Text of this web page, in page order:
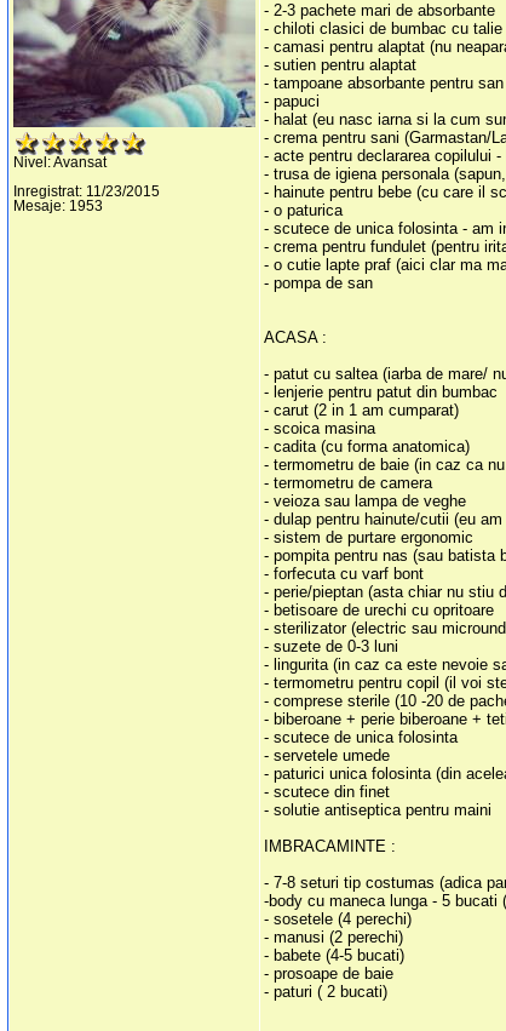
Nivel: Avansat
Inregistrat: 11/23/2015
Mesaje: 1953
- 2-3 pachete mari de absorbante
- chiloti clasici de bumbac cu talie
- camasi pentru alaptat (nu
- sutien pentru alaptat
- tampoane absorbante pentru san
- papuci
- halat (eu nasc iarna si la cum
- crema pentru sani (Garmastan/
- acte pentru declararea copilului
- trusa de igiena personala
- hainute pentru bebe (cu care il
- o paturica
- scutece de unica folosinta - am
- crema pentru fundulet (pentru
- o cutie lapte praf (aici clar ma
- pompa de san
ACASA :
- patut cu saltea (iarba de mare/
- lenjerie pentru patut din bumbac
- carut (2 in 1 am cumparat)
- scoica masina
- cadita (cu forma anatomica)
- termometru de baie (in caz ca
- termometru de camera
- veioza sau lampa de veghe
- dulap pentru hainute/cutii (eu
- sistem de purtare ergonomic
- pompita pentru nas (sau batista
- forfecuta cu varf bont
- perie/pieptan (asta chiar nu stiu
- betisoare de urechi cu opritoare
- sterilizator (electric sau
- suzete de 0-3 luni
- lingurita (in caz ca este nevoie
- termometru pentru copil (il voi
- comprese sterile (10 -20 de
- biberoane + perie biberoane +
- scutece de unica folosinta
- servetele umede
- paturici unica folosinta (din
- scutece din finet
- solutie antiseptica pentru maini
IMBRACAMINTE :
- 7-8 seturi tip costumas (adica
-body cu maneca lunga - 5
- sosetele (4 perechi)
- manusi (2 perechi)
- babete (4-5 bucati)
- prosoape de baie
- paturi ( 2 bucati)